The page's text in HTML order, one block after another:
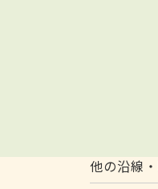
他の沿線